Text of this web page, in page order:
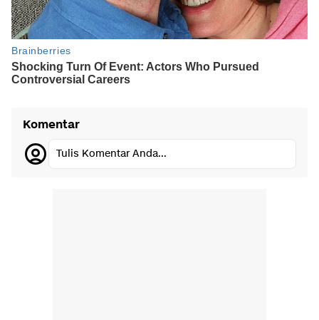
Komentar
Tulis Komentar Anda...